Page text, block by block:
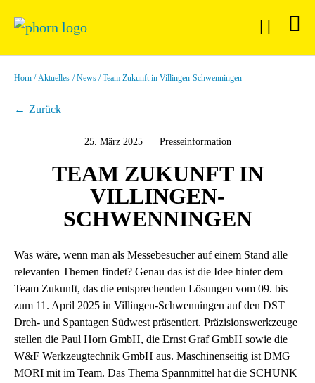
Horn Aktuelles News Team Zukunft in Villingen-Schwenningen
Zurück
25. März 2025 Presseinformation
TEAM ZUKUNFT IN
VILLINGEN-
SCHWENNINGEN
Was wäre, wenn man als Messebesucher auf einem Stand alle
relevanten Themen findet? Genau das ist die Idee hinter dem
Team Zukunft, das die entsprechenden Lösungen vom 09. bis
zum 11. April 2025 in Villingen-Schwenningen auf den DST
Dreh- und Spantagen Südwest präsentiert. Präzisionswerkzeuge
stellen die Paul Horn GmbH, die Ernst Graf GmbH sowie die
W&F Werkzeugtechnik GmbH aus. Maschinenseitig ist DMG
MORI mit im Team. Das Thema Spannmittel hat die SCHUNK